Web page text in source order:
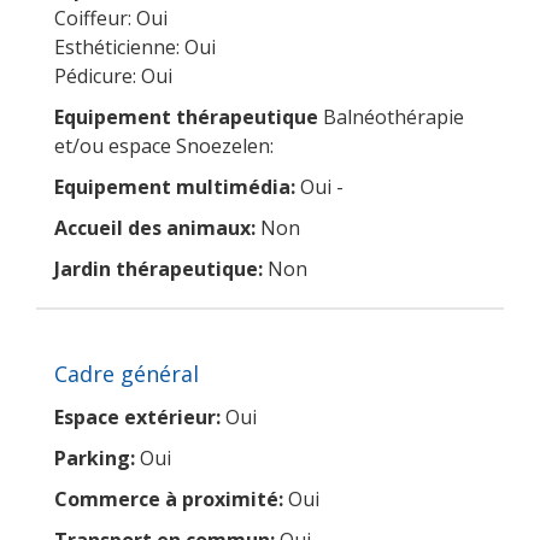
Coiffeur: Oui
Esthéticienne: Oui
Pédicure: Oui
Equipement thérapeutique Balnéothérapie
et/ou espace Snoezelen:
Equipement multimédia:Oui -
Accueil des animaux: Non
Jardin thérapeutique: Non
Cadre général
Espace extérieur:Oui
Parking:Oui
Commerce à proximité:Oui